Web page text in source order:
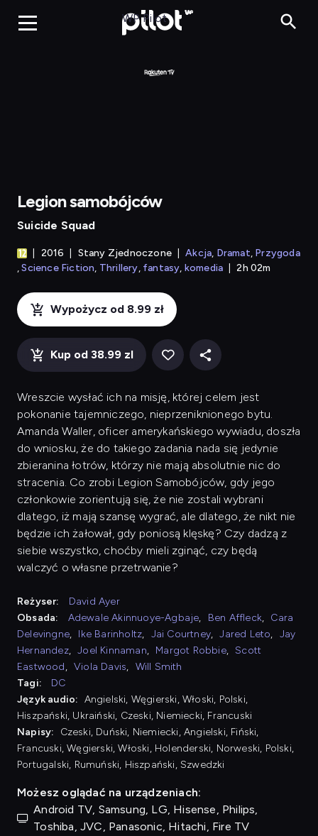
Legion samobójców
WP Pilot
Legion samobójców
Suicide Squad
2016 Stany Zjednoczone Akcja Dramat Przygoda
Science Fiction Thrillery fantasy komedia 2h 02m
Wypożycz od 8.99 zł
Kup od 38.99 zl
Wreszcie wysłać ich na misję, której celem jest
pokonanie tajemniczego, nieprzeniknionego bytu.
Amanda Waller, oficer amerykańskiego wywiadu, doszła
do wniosku, że do takiego zadania nada się jedynie
zbieranina łotrów, którzy nie mają absolutnie nic do
stracenia. Co zrobi Legion Samobójców, gdy jego
członkowie zorientują się, że nie zostali wybrani
dlatego, iż mają szansę wygrać, ale dlatego, że nikt nie
będzie ich żałował, gdy poniosą klęskę? Czy dadzą z
siebie wszystko, choćby mieli zginąć, czy będą
walczyć o własne przetrwanie?
Reżyser:
David Ayer
Obsada:
Adewale Akinnuoye-Agbaje, Ben Affleck, Cara
Delevingne, Ike Barinholtz, Jai Courtney, Jared Leto, Jay
Hernandez, Joel Kinnaman, Margot Robbie, Scott
Eastwood, Viola Davis, Will Smith
Tagi:
DC
Język audio: Angielski, Węgierski, Włoski, Polski,
Hiszpański, Ukraiński, Czeski, Niemiecki, Francuski
Napisy:
Czeski, Duński, Niemiecki, Angielski, Fiński,
Francuski, Węgierski, Włoski, Holenderski, Norweski, Polski,
Portugalski, Rumuński, Hiszpański, Szwedzki
Możesz oglądać na urządzeniach:
Android TV, Samsung, LG, Hisense, Philips,
Toshiba, JVC, Panasonic, Hitachi, Fire TV